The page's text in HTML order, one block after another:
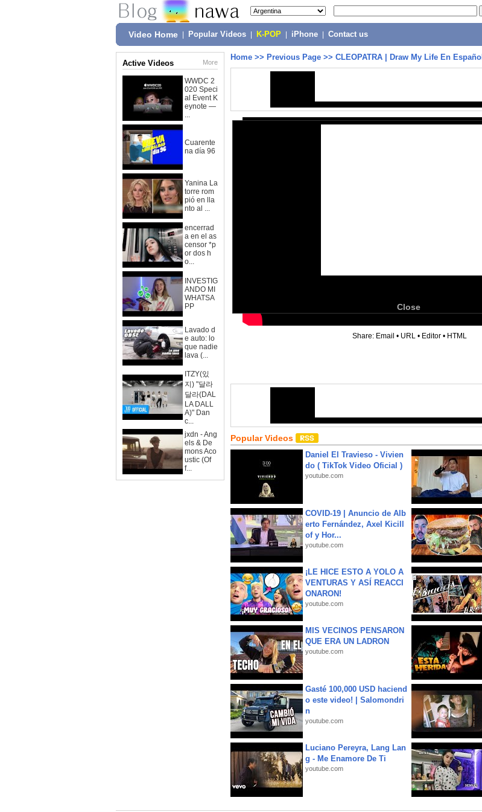
Video Home Popular Videos K-POP iPhone Contact us
Active Videos More
WWDC 2
020 Speci
al Event K
eynote —
...
Cuarente
na día 96
Yanina La
torre rom
pió en lla
nto al ...
encerrad
a en el as
censor *p
or dos h
o...
INVESTIG
ANDO MI
WHATSA
PP
Lavado d
e auto: lo
que nadie
lava (...
ITZY(있
지) "달라
달라(DAL
LA DALL
A)" Dan
c...
jxdn - Ang
els & De
mons Aco
ustic (Of
f...
Home >> Previous Page >> CLEOPATRA | Draw My Life En Español
Close
Share: Email • URL • Editor • HTML
Popular Videos
Daniel El Travieso - Vivien
do ( TikTok Video Oficial )
youtube.com
COVID-19 | Anuncio de Alb
erto Fernández, Axel Kicill
of y Hor...
youtube.com
¡LE HICE ESTO A YOLO A
VENTURAS Y ASÍ REACCI
ONARON!
youtube.com
MIS VECINOS PENSARON
QUE ERA UN LADRON
youtube.com
Gasté 100,000 USD haciend
o este video! | Salomondri
n
youtube.com
Luciano Pereyra, Lang Lan
g - Me Enamore De Ti
youtube.com